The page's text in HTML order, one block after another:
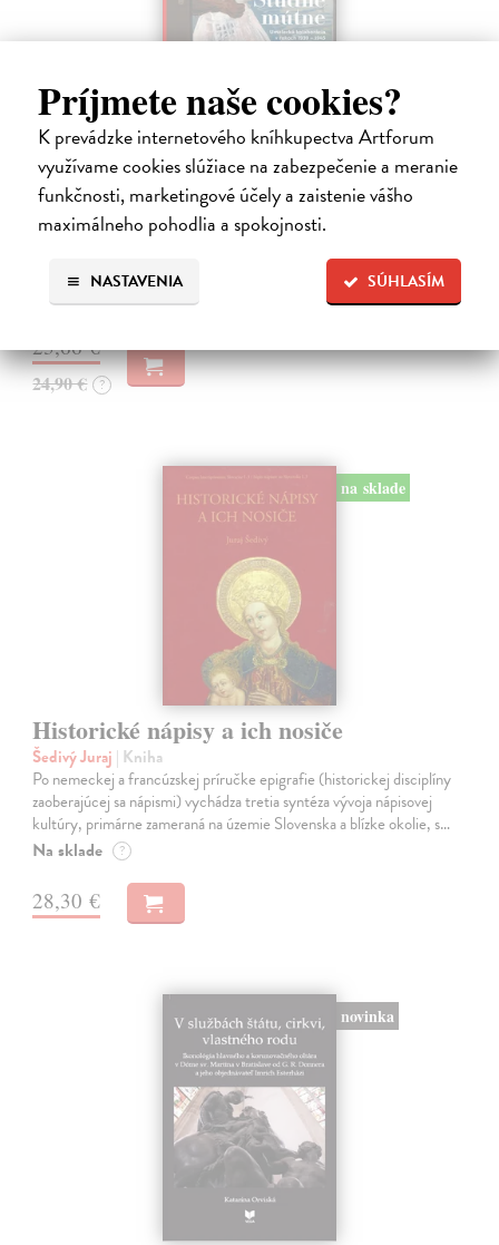
Príjmete naše cookies?
K prevádzke internetového kníhkupectva Artforum
využívame cookies slúžiace na zabezpečenie a meranie
funkčnosti, marketingové účely a zaistenie vášho
maximálneho pohodlia a spokojnosti.
SÚHLASÍM
NASTAVENIA
Studne mútne
Getting Peter | Kniha
Sú ikonickými postavami našej kultúry. Postavili im sochy a
pomenovali po nich ulice, majú svoje nespochybniteľné miesto v
lexikónoch literatúry aj učebniciach, slovenské moderné umenie sa
bez nich nedá…
Na sklade ?
23,66 €
24,90 € ?
na sklade
Historické nápisy a ich nosiče
Šedivý Juraj | Kniha
Po nemeckej a francúzskej príručke epigrafie (historickej disciplíny
zaoberajúcej sa nápismi) vychádza tretia syntéza vývoja nápisovej
kultúry, primárne zameraná na územie Slovenska a blízke okolie, s…
Na sklade ?
28,30 €
novinka